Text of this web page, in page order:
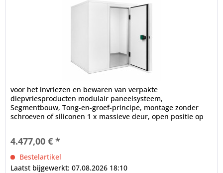
voor het invriezen en bewaren van verpakte
diepvriesproducten modulair paneelsysteem,
Segmentbouw, Tong-en-groef-principe, montage zonder
schroeven of siliconen 1 x massieve deur, open positie op
4.477,00 € *
Bestelartikel
Laatst bijgewerkt: 07.08.2026 18:10